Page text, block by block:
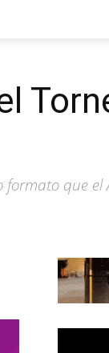
que